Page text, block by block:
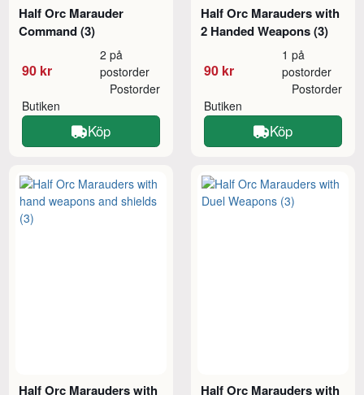
Half Orc Marauder
Command (3)
90 kr
2 på
postorder
Butiken
Postorder
Köp
Half Orc Marauders with
2 Handed Weapons (3)
90 kr
1 på
postorder
Butiken
Postorder
Köp
Half Orc Marauders with
Half Orc Marauders with